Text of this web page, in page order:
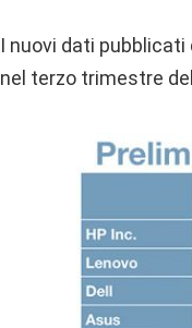
I nuovi dati
nel terzo trimestre